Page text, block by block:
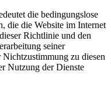
die bedingungslose
die die Website im Internet
Richtlinie und den
seiner
zu diesen
Nutzung der Dienste